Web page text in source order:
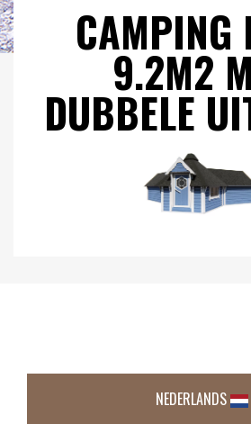
CAMPING
9.2M2
DUBBELE
NEDERLANDS